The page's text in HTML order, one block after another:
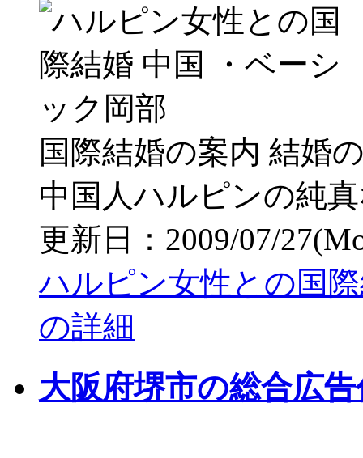
国際結婚の案内 結婚
中国人ハルピンの純
更新日：2009/07/
ハルピン女性との国
の詳細
大阪府堺市の総合広